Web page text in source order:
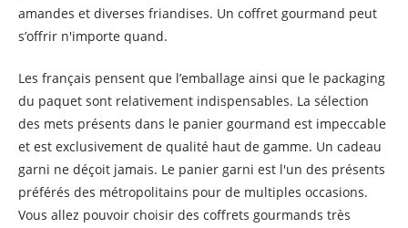
amandes et diverses friandises. Un coffret gourmand peut
s’offrir n'importe quand.
Les français pensent que l’emballage ainsi que le packaging
du paquet sont relativement indispensables. La sélection
des mets présents dans le panier gourmand est impeccable
et est exclusivement de qualité haut de gamme. Un cadeau
garni ne déçoit jamais. Le panier garni est l'un des présents
préférés des métropolitains pour de multiples occasions.
Vous allez pouvoir choisir des coffrets gourmands très